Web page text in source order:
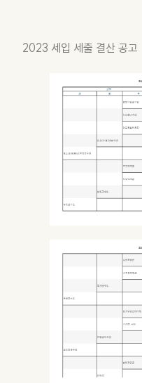
2023 세입 세출 결산 공고